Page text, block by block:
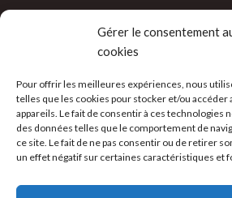
Gérer le consentement
cookies
Pour offrir les meilleures expériences, nous
telles que les cookies pour stocker et/ou accéder
appareils. Le fait de consentir à ces technologies
des données telles que le comportement de
ce site. Le fait de ne pas consentir ou de retirer
un effet négatif sur certaines caractéristiques et
Lundi au Samedi 09:00